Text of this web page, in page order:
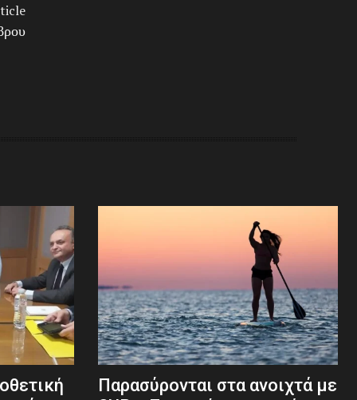
Παρασύρονται στα ανοιχτά με